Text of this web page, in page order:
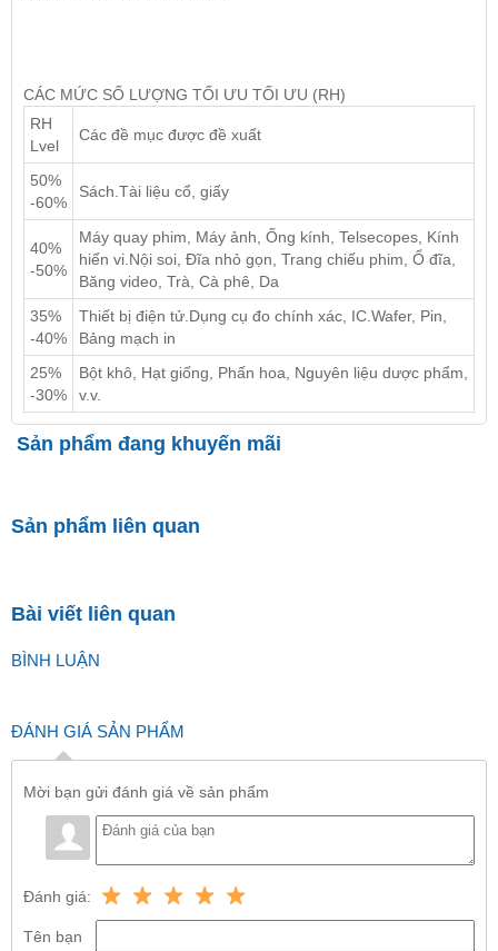
CÁC MỨC SỐ LƯỢNG TỐI ƯU TỐI ƯU (RH)
RH
Lvel
Các đề mục được đề xuất
50%
-60%
Sách.Tài liệu cổ, giấy
40%
-50%
Máy quay phim, Máy ảnh, Ống kính, Telsecopes, Kính
hiển vi.Nội soi, Đĩa nhỏ gọn, Trang chiếu phim, Ổ đĩa,
Băng video, Trà, Cà phê, Da
35%
-40%
Thiết bị điện tử.Dụng cụ đo chính xác, IC.Wafer, Pin,
Bảng mạch in
25%
-30%
Bột khô, Hạt giống, Phấn hoa, Nguyên liệu dược phẩm,
v.v.
Sản phẩm đang khuyến mãi
Sản phẩm liên quan
Bài viết liên quan
BÌNH LUẬN
ĐÁNH GIÁ SẢN PHẨM
Mời bạn gửi đánh giá về sản phẩm
Đánh giá:
Tên bạn